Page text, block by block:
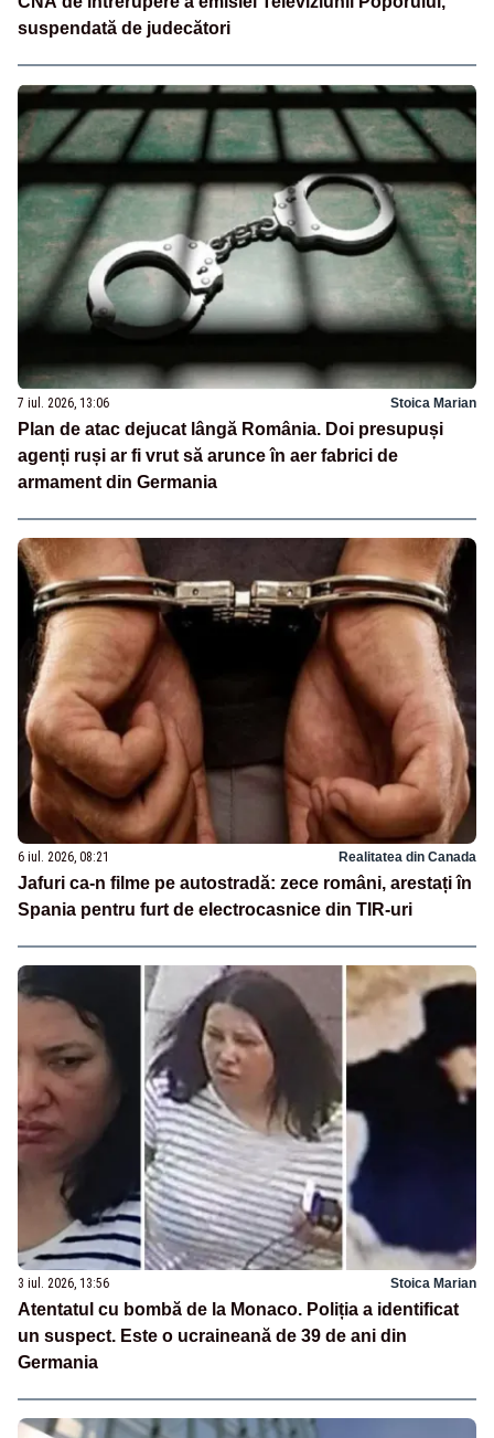
suspendată de judecători
7 iul. 2026, 13:06 Stoica Marian
Plan de atac dejucat lângă România. Doi presupuși
agenți ruși ar fi vrut să arunce în aer fabrici de
armament din Germania
6 iul. 2026, 08:21 Realitatea din Canada
Jafuri ca-n filme pe autostradă: zece români, arestați în
Spania pentru furt de electrocasnice din TIR-uri
3 iul. 2026, 13:56 Stoica Marian
Atentatul cu bombă de la Monaco. Poliția a identificat
un suspect. Este o ucraineană de 39 de ani din
Germania